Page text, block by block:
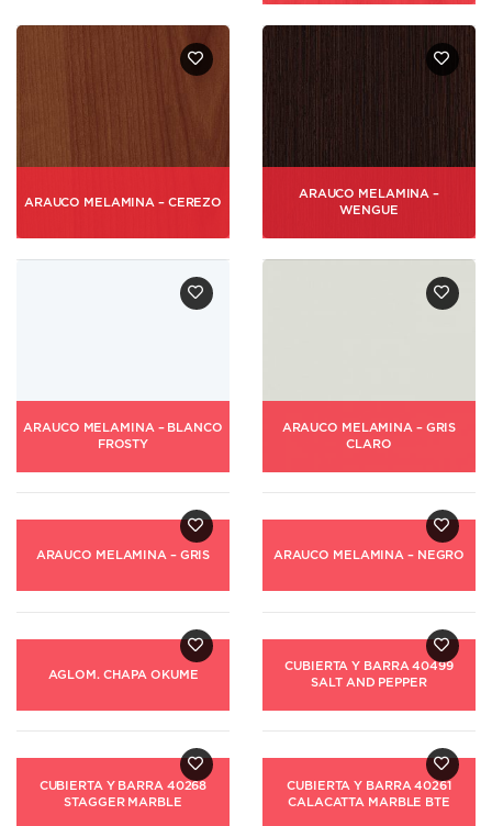
ARAUCO MELAMINA – CEREZO
ARAUCO MELAMINA –
WENGUE
ARAUCO MELAMINA – BLANCO
FROSTY
ARAUCO MELAMINA – GRIS
CLARO
ARAUCO MELAMINA – GRIS ARAUCO MELAMINA – NEGRO
AGLOM. CHAPA OKUME
CUBIERTA Y BARRA 40499
SALT AND PEPPER
CUBIERTA Y BARRA 40268
STAGGER MARBLE
CUBIERTA Y BARRA 40261
CALACATTA MARBLE BTE